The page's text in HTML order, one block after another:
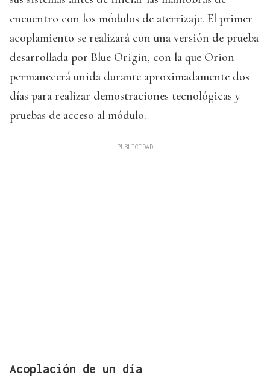
encuentro con los módulos de aterrizaje. El primer
acoplamiento se realizará con una versión de prueba
desarrollada por Blue Origin, con la que Orion
permanecerá unida durante aproximadamente dos
días para realizar demostraciones tecnológicas y
pruebas de acceso al módulo.
Acoplación de un día